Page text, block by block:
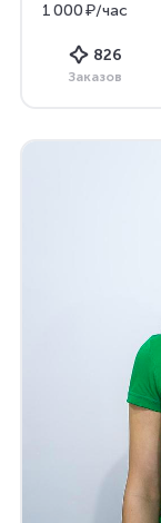
1 000 ₽/час
826
Заказов